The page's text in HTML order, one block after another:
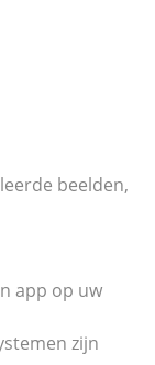
beelden,
app op uw
zijn